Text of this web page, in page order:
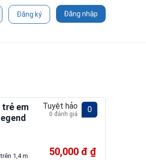
Đăng nhập
Đăng ký
trẻ em
Tuyệt hảo
0 đánh giá 0
1,4 m
50,000 đ ₫